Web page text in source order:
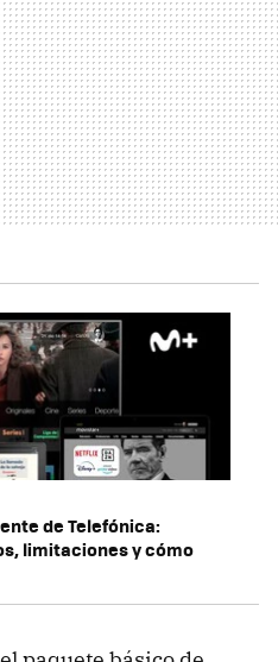
de Telefónica:
limitaciones y cómo